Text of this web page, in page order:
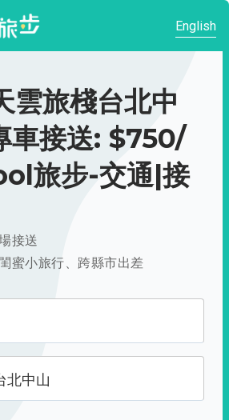
English
雲旅棧台北中
車接送: $750/
旅步-交通|接
接送
蜜小旅行、跨縣市出差
北中山